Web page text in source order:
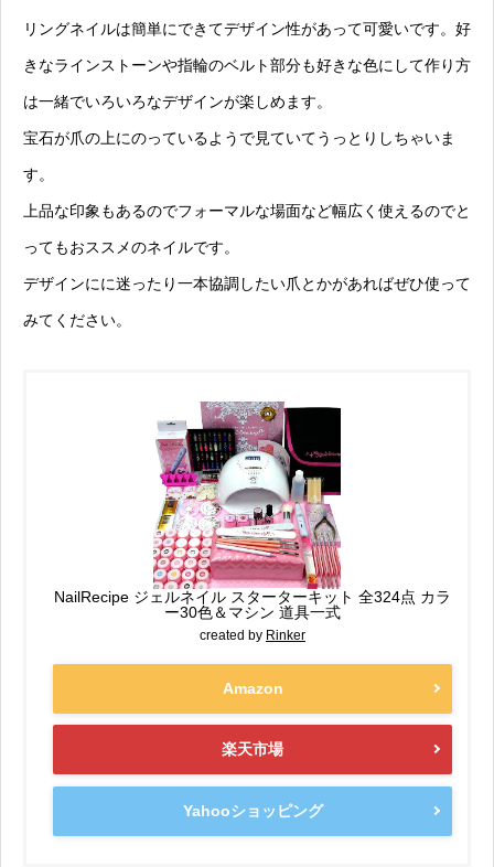
リングネイルは簡単にできてデザイン性があって可愛いです。好
きなラインストーンや指輪のベルト部分も好きな色にして作り方
は一緒でいろいろなデザインが楽しめます。
宝石が爪の上にのっているようで見ていてうっとりしちゃいま
す。
上品な印象もあるのでフォーマルな場面など幅広く使えるのでと
ってもおススメのネイルです。
デザインにに迷ったり一本協調したい爪とかがあればぜひ使って
みてください。
NailRecipe ジェルネイル スターターキット 全324点 カラ
ー30色＆マシン 道具一式
created by Rinker
Amazon
楽天市場
Yahooショッピング